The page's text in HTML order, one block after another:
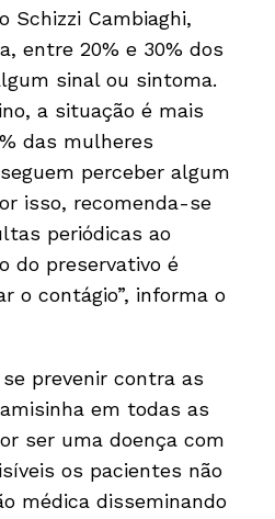
Schizzi Cambiaghi,
entre 20% e 30% dos
sinal ou sintoma.
a situação é mais
das mulheres
perceber algum
isso, recomenda-se
periódicas ao
do preservativo é
o contágio”, informa o
prevenir contra as
em todas as
ser uma doença com
os pacientes não
médica disseminando